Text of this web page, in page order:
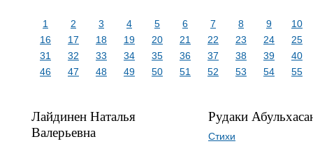
1 2 3 4 5 6 7 8 9
10
16
17 18 19 20 21 22 23 24
25
31
32 33 34 35 36 37 38 39
40
46
47 48 49 50 51 52 53 54 55
Лайдинен Наталья
Валерьевна
Рудаки
Стихи